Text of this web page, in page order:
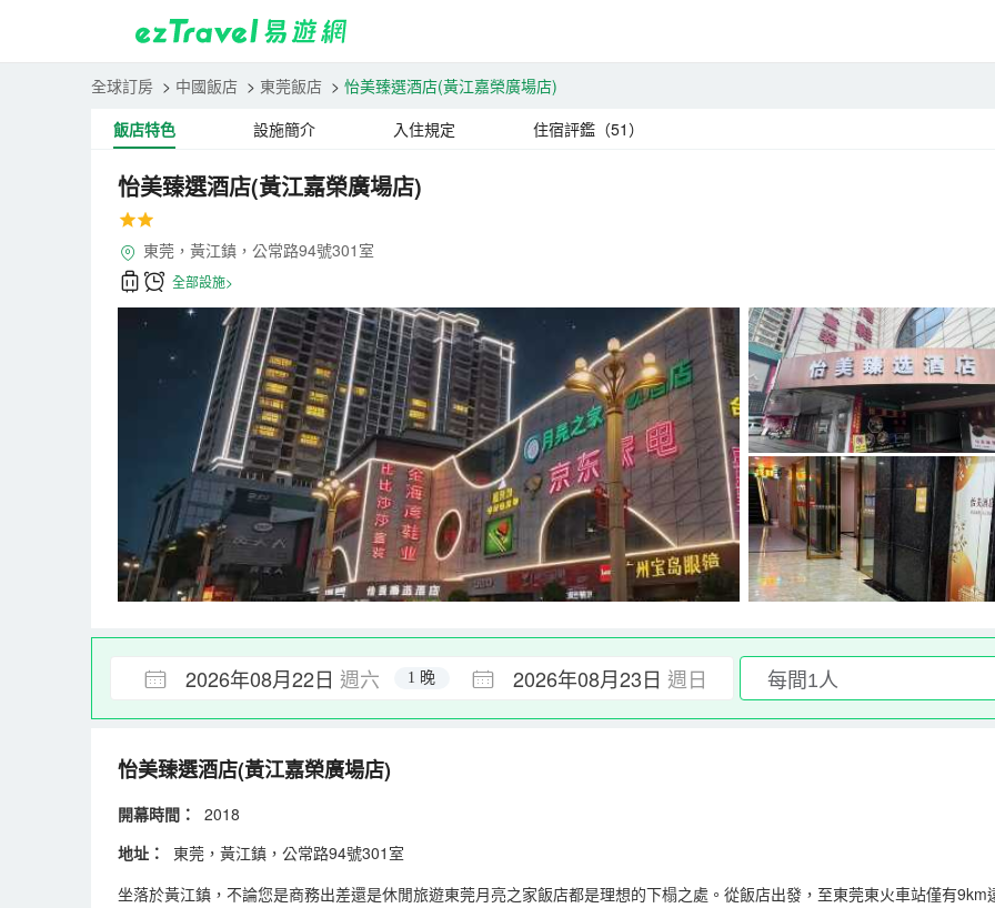
全球訂房 > 中國飯店 > 東莞飯店 > 怡美臻選酒店(黃江嘉榮廣場店)
飯店特色
設施簡介 入住規定 住宿評鑑（51）
怡美臻選酒店(黃江嘉榮廣場店)
東莞，黃江鎮，公常路94號301室
全部設施>
2026年08月22日 週六 2026年08月23日 週日
1 晚
怡美臻選酒店(黃江嘉榮廣場店)
開幕時間：
2018
地址：
東莞，黃江鎮，公常路94號301室
坐落於黃江鎮，不論您是商務出差還是休閒旅遊東莞月亮之家飯店都是理想的下榻之處。從飯店出發，至東莞東火車站僅有